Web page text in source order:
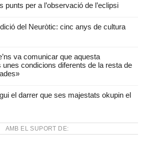
punts per a l’observació de l’eclipsi
del Neuròtic: cinc anys de cultura
va comunicar que aquesta
unes condicions diferents de la resta de
el darrer que ses majestats okupin el
AMB EL SUPORT DE: